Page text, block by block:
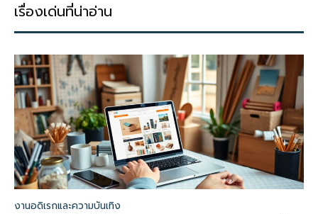
เรื่องเด่นที่น่าอ่าน
งานอดิเรกและความบันเทิง